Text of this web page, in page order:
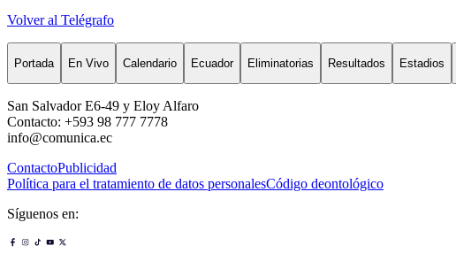
Volver al Telégrafo
Portada En Vivo Calendario Ecuador Eliminatorias Resultados Estadios
San Salvador E6-49 y Eloy Alfaro
Contacto: +593 98 777 7778
info@comunica.ec
ContactoPublicidad
Política para el tratamiento de datos personalesCódigo deontológico
Síguenos en: